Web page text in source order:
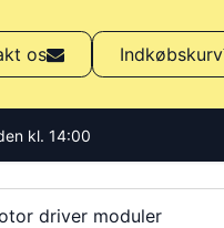
os Indkøbskurv
kl. 14:00
driver moduler